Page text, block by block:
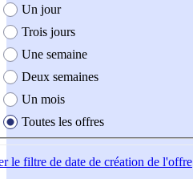
création de l'offre
Un jour
Trois jours
Une semaine
Deux semaines
Un mois
Toutes les offres
le filtre de date de création de l'offre